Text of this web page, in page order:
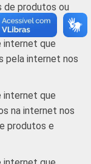
69
78
de produtos ou
12 meses
internet que
pela internet nos
internet que
na internet nos
produtos e